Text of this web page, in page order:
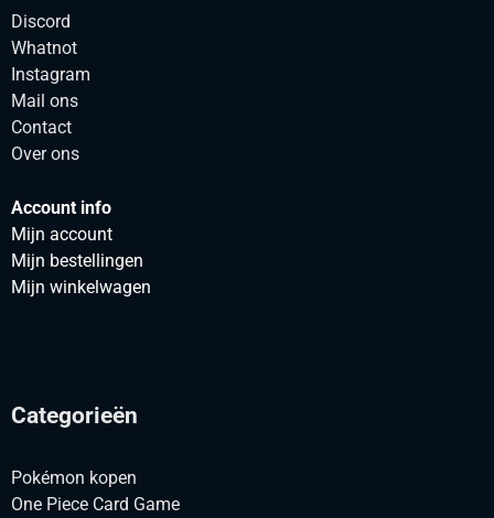
Discord
Whatnot
Instagram
Mail ons
Contact
Over ons
Account info
Mijn account
Mijn bestellingen
Mijn winkelwagen
Categorieën
Pokémon kopen
One Piece Card Game